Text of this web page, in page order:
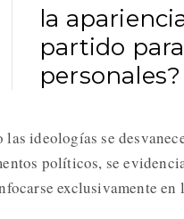
la
partido
personales?
las ideologías se
políticos, se
exclusivamente